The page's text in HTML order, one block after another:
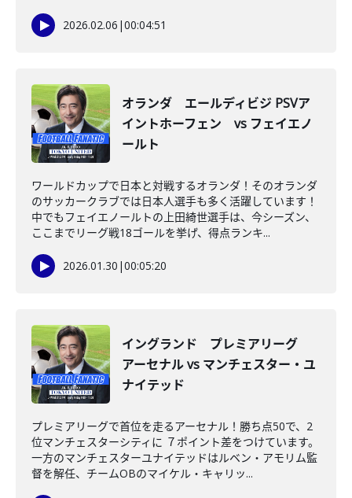
2026.02.06 |00:04:51
オランダ エールディビジ PSVア
イントホーフェン vs フェイエノ
ールト
ワールドカップで日本と対戦するオランダ！そのオランダ
のサッカークラブでは日本人選手も多く活躍しています！
中でもフェイエノールトの上田綺世選手は、今シーズン、
ここまでリーグ戦18ゴールを挙げ、得点ランキ...
2026.01.30 |00:05:20
イングランド プレミアリーグ
アーセナル vs マンチェスター・ユ
ナイテッド
プレミアリーグで首位を走るアーセナル！勝ち点50で、2
位マンチェスターシティに ７ポイント差をつけています。
一方のマンチェスターユナイテッドはルベン・アモリム監
督を解任、チームOBのマイケル・キャリッ...